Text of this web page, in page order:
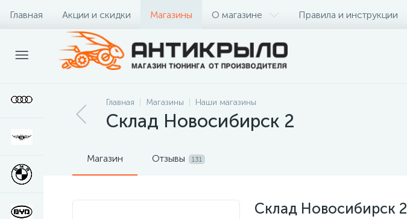
Главная Акции и скидки Магазины О магазине Правила и инструкции
Главная Магазины Наши магазины
Склад Новосибирск 2
Магазин Отзывы 131
Склад Новосибирск 2